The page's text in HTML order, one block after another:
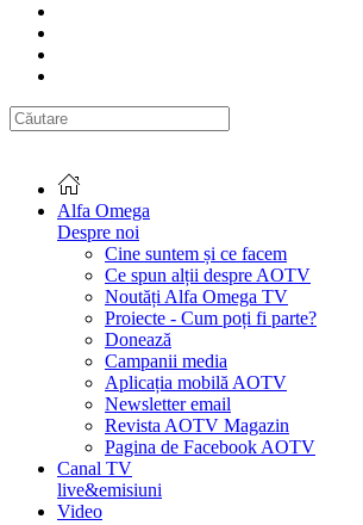
Alfa Omega
Despre noi
Cine suntem și ce facem
Ce spun alții despre AOTV
Noutăți Alfa Omega TV
Proiecte - Cum poți fi parte?
Donează
Campanii media
Aplicația mobilă AOTV
Newsletter email
Revista AOTV Magazin
Pagina de Facebook AOTV
Canal TV
live&emisiuni
Video